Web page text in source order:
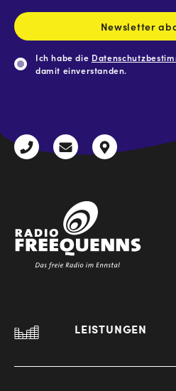
Newsletter
Ich habe die
damit einverstanden.
+43
LEISTUNGEN